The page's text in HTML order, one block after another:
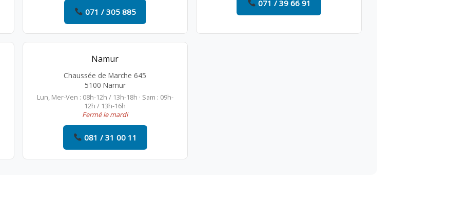
071 / 305 885
071 / 39 66 91
Namur
Chaussée de Marche 645
5100 Namur
Lun, Mer-Ven : 08h-12h / 13h-18h · Sam : 09h-
12h / 13h-16h
Fermé le mardi
081 / 31 00 11